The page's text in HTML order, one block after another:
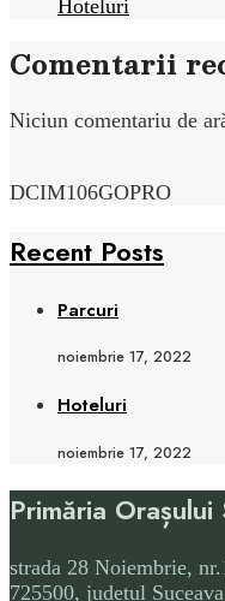
Hoteluri
Comentarii
Niciun comentariu de
DCIM106GOPRO
Recent Posts
Parcuri
noiembrie 17, 2022
Hoteluri
noiembrie 17, 2022
Primăria Orașului
strada 28 Noiembrie,
725500, județul Suceava